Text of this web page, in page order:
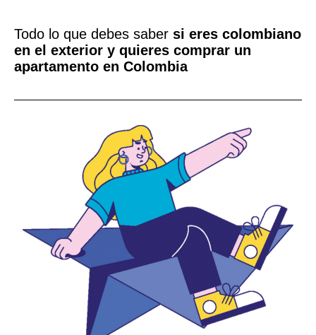
Todo lo que debes saber si eres colombiano
en el exterior y quieres comprar un
apartamento en Colombia